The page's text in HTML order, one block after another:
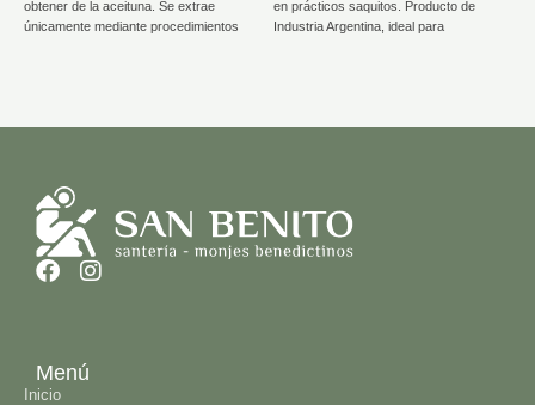
obtener de la aceituna. Se extrae
únicamente mediante procedimientos
fruta.Laborado por los Salesianos de
en prácticos saquitos. Producto de
Industria Argentina, ideal para
Menú
Inicio